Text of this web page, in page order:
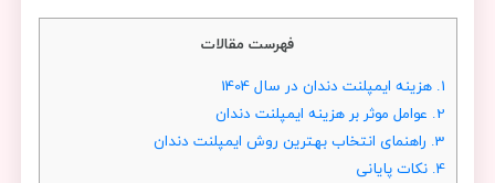
فهرست مقالات
1. هزینه ایمپلنت دندان در سال 1404
2. عوامل موثر بر هزینه ایمپلنت دندان
3. راهنمای انتخاب بهترین روش ایمپلنت دندان
4. نکات پایانی